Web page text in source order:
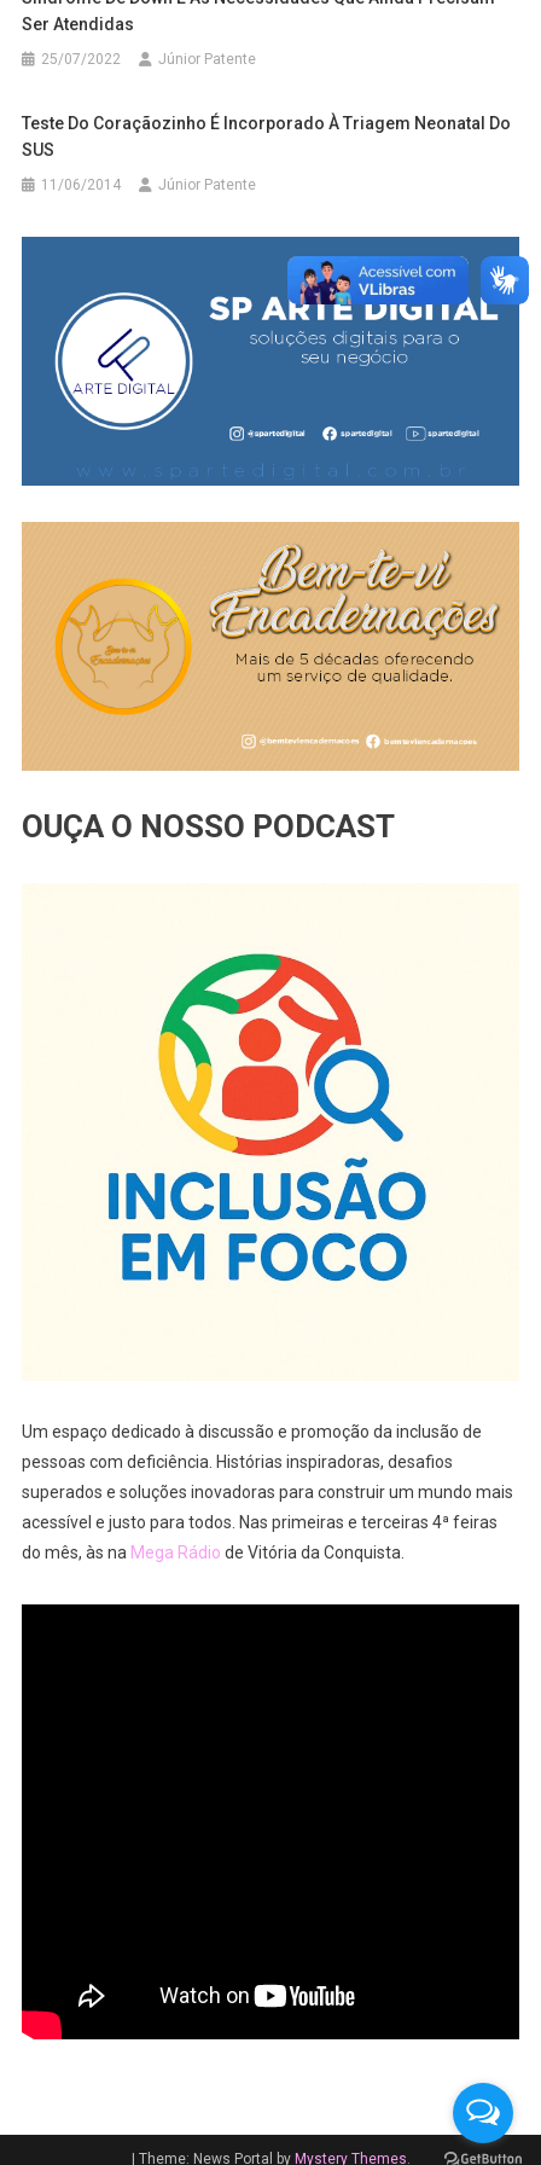
Ser Atendidas
25/07/2022 Júnior Patente
Teste Do Coraçãozinho É Incorporado À Triagem Neonatal Do
SUS
11/06/2014 Júnior Patente
OUÇA O NOSSO PODCAST
Um espaço dedicado à discussão e promoção da inclusão de
pessoas com deficiência. Histórias inspiradoras, desafios
superados e soluções inovadoras para construir um mundo mais
acessível e justo para todos. Nas primeiras e terceiras 4ª feiras
do mês, às na Mega Rádio de Vitória da Conquista.
Theme: News Portal by Mystery Themes.